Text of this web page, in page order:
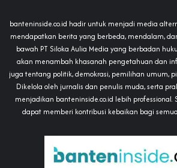
banteninside.co.id hadir untuk menjadi media
mendapatkan berita yang berbeda, mendalam,
bawah PT Siloka Aulia Media yang berbadan
akan menambah khasanah pengetahuan dan
juga tentang politik, demokrasi, pemilihan umum,
Dikelola oleh jurnalis dan penulis muda, serta
menjadikan banteninside.co.id lebih
dapat memberi kontribusi kebaikan bagi